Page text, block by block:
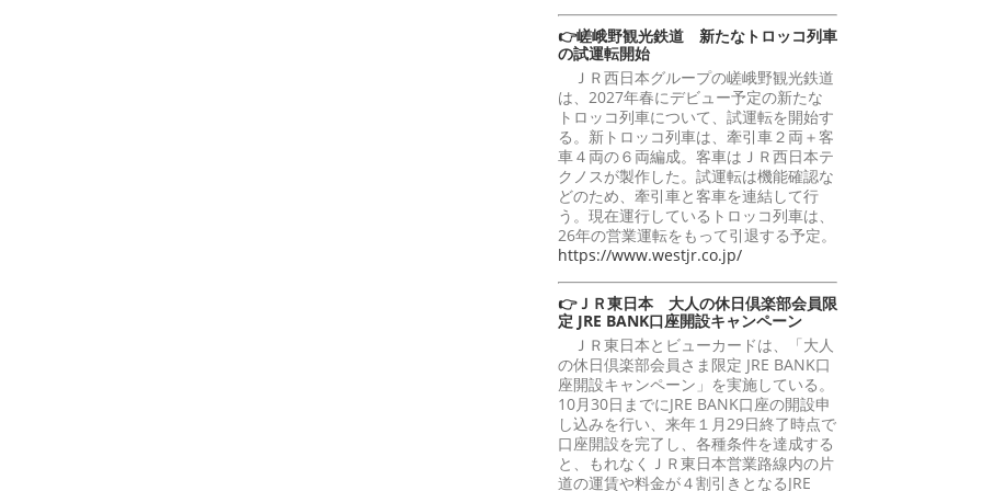
👉嵯峨野観光鉄道 新たなトロッコ列車
の試運転開始
ＪＲ西日本グループの嵯峨野観光鉄道
は、2027年春にデビュー予定の新たな
トロッコ列車について、試運転を開始す
る。新トロッコ列車は、牽引車２両＋客
車４両の６両編成。客車はＪＲ西日本テ
クノスが製作した。試運転は機能確認な
どのため、牽引車と客車を連結して行
う。現在運行しているトロッコ列車は、
26年の営業運転をもって引退する予定。
https://www.westjr.co.jp/
👉ＪＲ東日本 大人の休日倶楽部会員限
定 JRE BANK口座開設キャンペーン
ＪＲ東日本とビューカードは、「大人
の休日倶楽部会員さま限定 JRE BANK口
座開設キャンペーン」を実施している。
10月30日までにJRE BANK口座の開設申
し込みを行い、来年１月29日終了時点で
口座開設を完了し、各種条件を達成する
と、もれなくＪＲ東日本営業路線内の片
道の運賃や料金が４割引きとなるJRE